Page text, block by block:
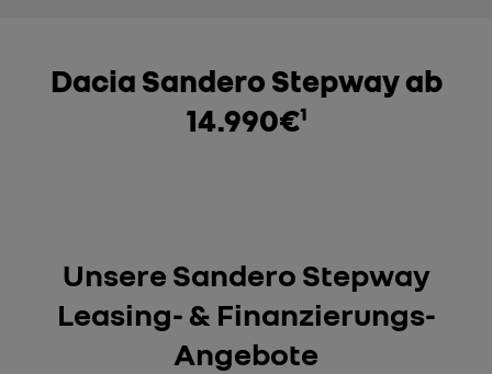
Dacia Sandero Stepway ab
14.990€¹
Unsere Sandero Stepway
Leasing- & Finanzierungs-
Angebote